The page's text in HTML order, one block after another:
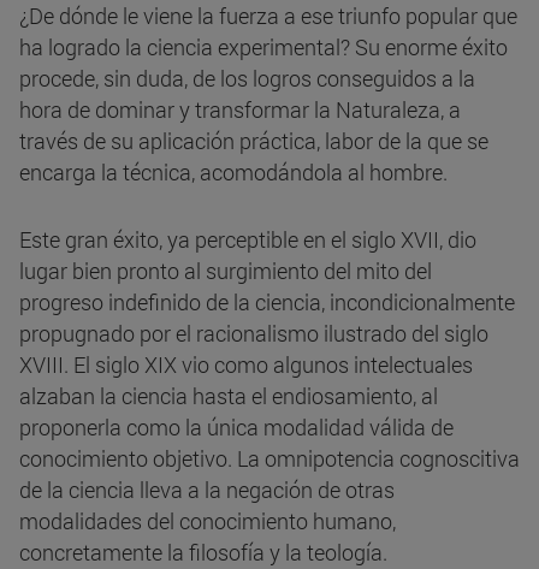
¿De dónde le viene la fuerza a ese triunfo popular que
ha logrado la ciencia experimental? Su enorme éxito
procede, sin duda, de los logros conseguidos a la
hora de dominar y transformar la Naturaleza, a
través de su aplicación práctica, labor de la que se
encarga la técnica, acomodándola al hombre.
Este gran éxito, ya perceptible en el siglo XVII, dio
lugar bien pronto al surgimiento del mito del
progreso indefinido de la ciencia, incondicionalmente
propugnado por el racionalismo ilustrado del siglo
XVIII. El siglo XIX vio como algunos intelectuales
alzaban la ciencia hasta el endiosamiento, al
proponerla como la única modalidad válida de
conocimiento objetivo. La omnipotencia cognoscitiva
de la ciencia lleva a la negación de otras
modalidades del conocimiento humano,
concretamente la filosofía y la teología.